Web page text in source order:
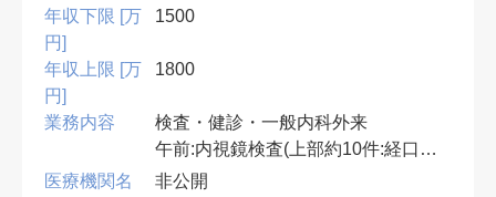
年収下限 [万
円]
1500
年収上限 [万
円]
1800
業務内容
検査・健診・一般内科外来
午前:内視鏡検査(上部約10件:経口・
経鼻)
医療機関名 非公開